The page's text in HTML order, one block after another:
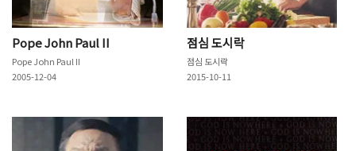
Pope John Paul II
Pope John Paul II
2005-12-04
점심 도시락
점심 도시락
2015-10-11